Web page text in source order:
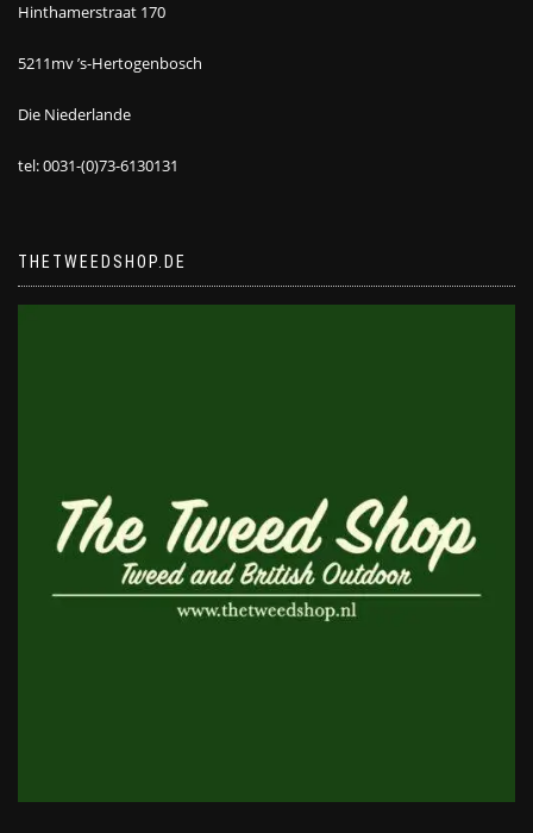
Hinthamerstraat 170
5211mv ’s-Hertogenbosch
Die Niederlande
tel: 0031-(0)73-6130131
THETWEEDSHOP.DE